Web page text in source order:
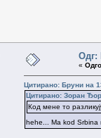
Одг:
«
Цитирано: Бруни на
Цитирано: Зоран
Код мене то
hehe... Ma kod Srbina